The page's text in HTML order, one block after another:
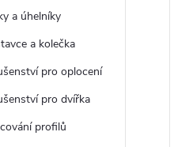
a úhelníky
a kolečka
pro oplocení
pro dvířka
profilů